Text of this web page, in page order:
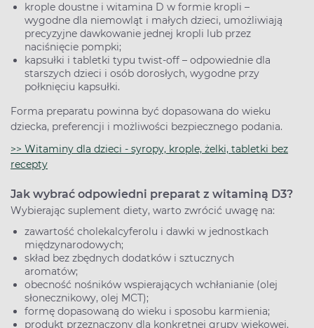
krople doustne i witamina D w formie kropli –
wygodne dla niemowląt i małych dzieci, umożliwiają
precyzyjne dawkowanie jednej kropli lub przez
naciśnięcie pompki;
kapsułki i tabletki typu twist-off – odpowiednie dla
starszych dzieci i osób dorosłych, wygodne przy
połknięciu kapsułki.
Forma preparatu powinna być dopasowana do wieku
dziecka, preferencji i możliwości bezpiecznego podania.
>> Witaminy dla dzieci - syropy, krople, żelki, tabletki bez
recepty
Jak wybrać odpowiedni preparat z witaminą D3?
Wybierając suplement diety, warto zwrócić uwagę na:
zawartość cholekalcyferolu i dawki w jednostkach
międzynarodowych;
skład bez zbędnych dodatków i sztucznych
aromatów;
obecność nośników wspierających wchłanianie (olej
słonecznikowy, olej MCT);
formę dopasowaną do wieku i sposobu karmienia;
produkt przeznaczony dla konkretnej grupy wiekowej.